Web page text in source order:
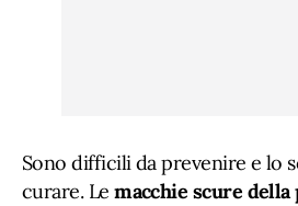
Sono difficili da prevenire e lo
curare. Le macchie scure della